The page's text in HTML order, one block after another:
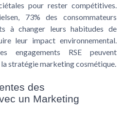
pour rester compétitives.
73% des consommateurs
à changer leurs habitudes de
leur impact environnemental.
engagements RSE peuvent
stratégie marketing cosmétique.
des
un Marketing